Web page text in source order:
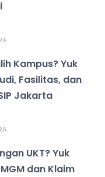
Kampus? Yuk
Fasilitas, dan
Jakarta
UKT? Yuk
dan Klaim